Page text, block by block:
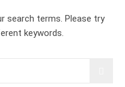
search terms. Please try
keywords.